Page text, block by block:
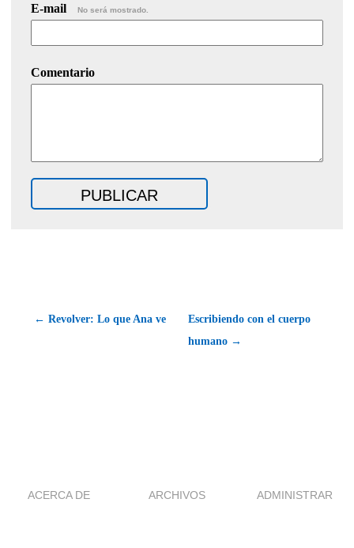
E-mail No será mostrado.
Comentario
← Revolver: Lo que Ana ve
Escribiendo con el cuerpo
humano →
ACERCA DE ARCHIVOS ADMINISTRAR